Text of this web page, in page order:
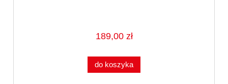
189,00 zł
do koszyka